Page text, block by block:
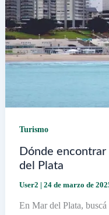
Turismo
Dónde
del Plata
User2 | 24 de marzo de
En Mar del Plata,